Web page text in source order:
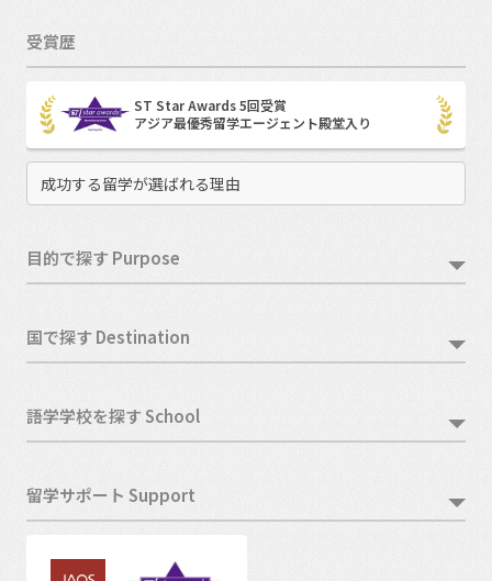
受賞歴
ST Star Awards 5回受賞
アジア最優秀留学エージェント殿堂入り
成功する留学が選ばれる理由
目的で探す Purpose
国で探す Destination
語学学校を探す School
留学サポート Support